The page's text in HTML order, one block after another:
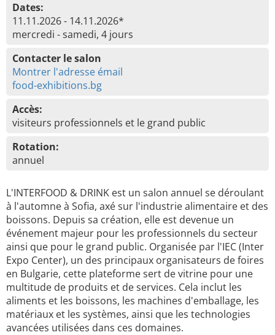
Dates:
11.11.2026 - 14.11.2026*
mercredi - samedi, 4 jours
Contacter le salon
Montrer l'adresse émail
food-exhibitions.bg
Accès:
visiteurs professionnels et le grand public
Rotation:
annuel
L'INTERFOOD & DRINK est un salon annuel se déroulant
à l'automne à Sofia, axé sur l'industrie alimentaire et des
boissons. Depuis sa création, elle est devenue un
événement majeur pour les professionnels du secteur
ainsi que pour le grand public. Organisée par l'IEC (Inter
Expo Center), un des principaux organisateurs de foires
en Bulgarie, cette plateforme sert de vitrine pour une
multitude de produits et de services. Cela inclut les
aliments et les boissons, les machines d'emballage, les
matériaux et les systèmes, ainsi que les technologies
avancées utilisées dans ces domaines.